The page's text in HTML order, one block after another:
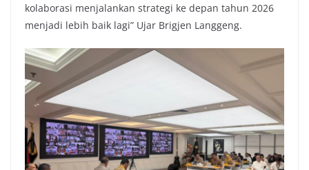
kolaborasi menjalankan strategi ke depan tahun 2026
menjadi lebih baik lagi” Ujar Brigjen Langgeng.